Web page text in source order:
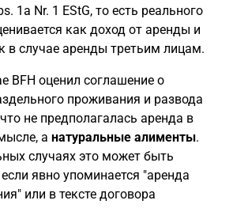
1a Nr. 1 EStG, то есть реального
как доход от аренды и
в случае аренды третьим лицам.
BFH оценил соглашение о
проживания и развода
не предполагалась аренда в
а натуральные алименты.
случаях это может быть
явно упоминается "аренда
или в тексте договора